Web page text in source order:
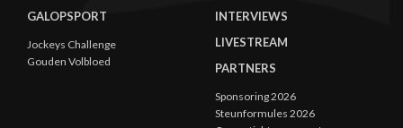
GALOPSPORT
Jockeys Challenge
Gouden Volbloed
INTERVIEWS
LIVESTREAM
PARTNERS
Sponsoring 2026
Steunformules 2026